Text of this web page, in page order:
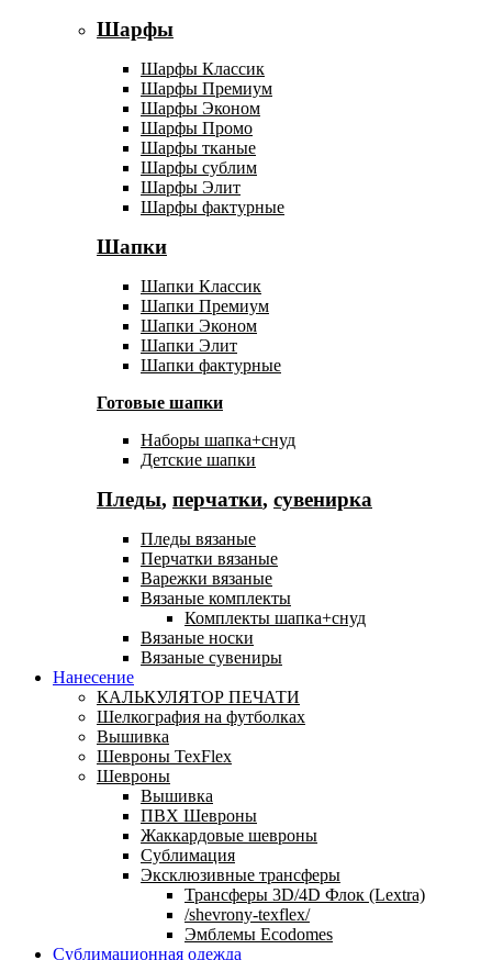
Шарфы
Шарфы Классик
Шарфы Премиум
Шарфы Эконом
Шарфы Промо
Шарфы тканые
Шарфы сублим
Шарфы Элит
Шарфы фактурные
Шапки
Шапки Классик
Шапки Премиум
Шапки Эконом
Шапки Элит
Шапки фактурные
Готовые шапки
Наборы шапка+снуд
Детские шапки
Пледы, перчатки, сувенирка
Пледы вязаные
Перчатки вязаные
Варежки вязаные
Вязаные комплекты
Комплекты шапка+снуд
Вязаные носки
Вязаные сувениры
Нанесение
КАЛЬКУЛЯТОР ПЕЧАТИ
Шелкография на футболках
Вышивка
Шевроны TexFlex
Шевроны
Вышивка
ПВХ Шевроны
Жаккардовые шевроны
Сублимация
Эксклюзивные трансферы
Трансферы 3D/4D Флок (Lextra)
/shevrony-texflex/
Эмблемы Ecodomes
Сублимационная одежда